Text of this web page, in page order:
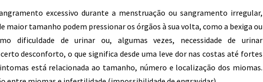
excessivo durante a menstruação ou sangramento irregular,
maior tamanho podem pressionar os órgãos à sua volta, como a bexiga ou
dificuldade de urinar ou, algumas vezes, necessidade de urinar
desconforto, o que significa desde uma leve dor nas costas até fortes
está relacionada ao tamanho, número e localização dos miomas.